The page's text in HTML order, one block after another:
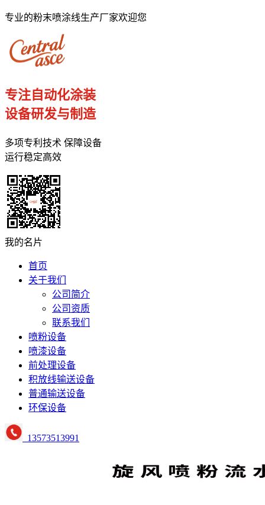
专业的粉末喷涂线生产厂家欢迎您
专注自动化涂装
设备研发与制造
多项专利技术 保障设备
运行稳定高效
我的名片
首页
关于我们
公司简介
公司资质
联系我们
喷粉设备
喷漆设备
前处理设备
积放线输送设备
普通输送设备
环保设备
13573513991